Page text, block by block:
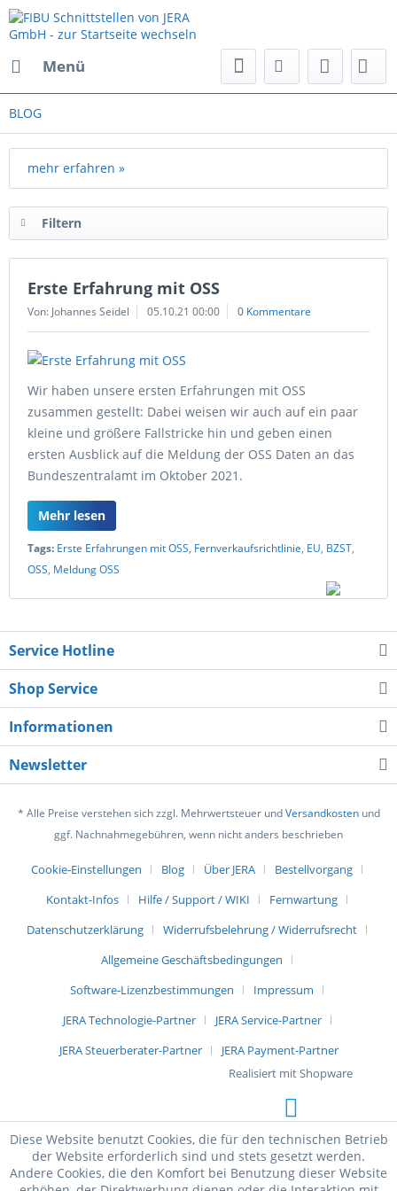
Menü
BLOG
mehr erfahren »
Filtern
Erste Erfahrung mit OSS
Von: Johannes Seidel 05.10.21 00:00 0 Kommentare
Wir haben unsere ersten Erfahrungen mit OSS
zusammen gestellt: Dabei weisen wir auch auf ein paar
kleine und größere Fallstricke hin und geben einen
ersten Ausblick auf die Meldung der OSS Daten an das
Bundeszentralamt im Oktober 2021.
Mehr lesen
Tags: Erste Erfahrungen mit OSS, Fernverkaufsrichtlinie, EU, BZST,
OSS, Meldung OSS
Service Hotline
Shop Service
Informationen
Newsletter
* Alle Preise verstehen sich zzgl. Mehrwertsteuer undVersandkostenund
ggf. Nachnahmegebühren, wenn nicht anders beschrieben
Cookie-Einstellungen Blog Über JERA
Bestellvorgang
Kontakt-Infos
Hilfe / Support / WIKI
Fernwartung
Datenschutzerklärung
Widerrufsbelehrung / Widerrufsrecht
Allgemeine Geschäftsbedingungen
Software-Lizenzbestimmungen
Impressum
JERA Technologie-Partner
JERA Service-Partner
JERA Steuerberater-Partner
JERA Payment-Partner
Realisiert mit Shopware
Diese Website benutzt Cookies, die für den technischen Betrieb
der Website erforderlich sind und stets gesetzt werden.
Andere Cookies, die den Komfort bei Benutzung dieser Website